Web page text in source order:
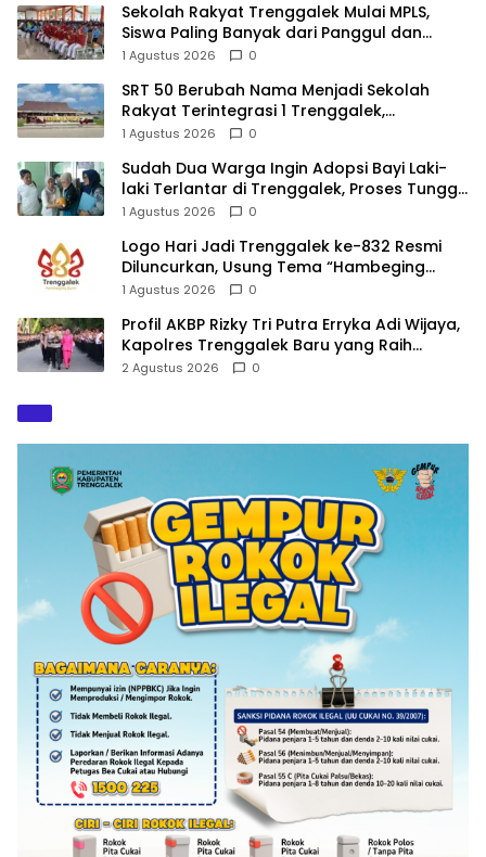
Sekolah Rakyat Trenggalek Mulai MPLS,
Siswa Paling Banyak dari Panggul dan
Gandusari
1 Agustus 2026 0
SRT 50 Berubah Nama Menjadi Sekolah
Rakyat Terintegrasi 1 Trenggalek,
Nomenklatur Berubah
1 Agustus 2026 0
Sudah Dua Warga Ingin Adopsi Bayi Laki-
laki Terlantar di Trenggalek, Proses Tunggu
Hasil Penyelidikan
1 Agustus 2026 0
Logo Hari Jadi Trenggalek ke-832 Resmi
Diluncurkan, Usung Tema “Hambeging
Bumi” Gaungkan Harmoni dengan Alam
1 Agustus 2026 0
Profil AKBP Rizky Tri Putra Erryka Adi Wijaya,
Kapolres Trenggalek Baru yang Raih
Hattrick Pin Emas Kapolri
2 Agustus 2026 0